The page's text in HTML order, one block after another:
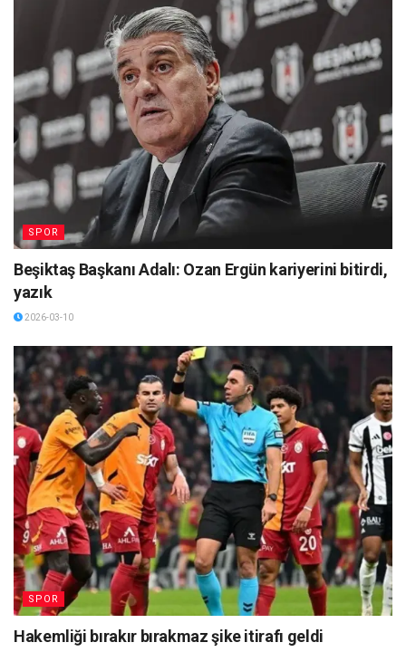
SPOR
Beşiktaş Başkanı Adalı: Ozan Ergün kariyerini bitirdi,
yazık
2026-03-10
SPOR
Hakemliği bırakır bırakmaz şike itirafı geldi